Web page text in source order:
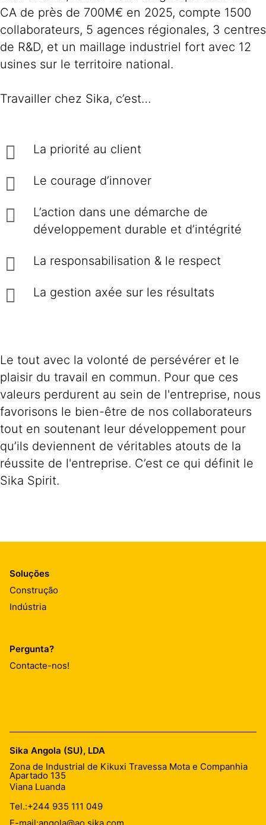
CA de près de 700M€ en 2025, compte 1500
collaborateurs, 5 agences régionales, 3 centres
de R&D, et un maillage industriel fort avec 12
usines sur le territoire national.
Travailler chez Sika, c’est…
La priorité au client
Le courage d’innover
L’action dans une démarche de
développement durable et d’intégrité
La responsabilisation & le respect
La gestion axée sur les résultats
Le tout avec la volonté de persévérer et le
plaisir du travail en commun. Pour que ces
valeurs perdurent au sein de l'entreprise, nous
favorisons le bien-être de nos collaborateurs
tout en soutenant leur développement pour
qu’ils deviennent de véritables atouts de la
réussite de l'entreprise. C’est ce qui définit le
Sika Spirit.
Soluções
Construção
Indústria
Pergunta?
Contacte-nos!
Sika Angola (SU), LDA
Zona de Industrial de Kikuxi Travessa Mota e Companhia
Apartado 135
Viana Luanda
Tel.:+244 935 111 049
E-mail:angola@ao.sika.com